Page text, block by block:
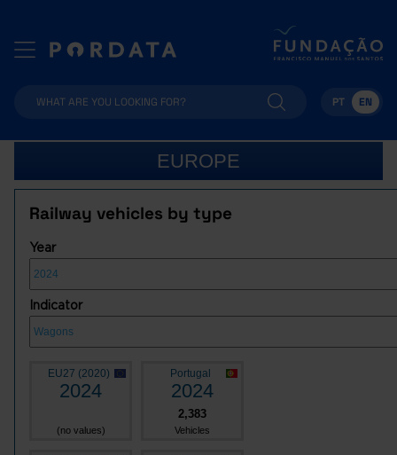
PT EN
EUROPE
Railway vehicles by type
Year
Indicator
EU27 (2020)
2024
(no values)
Portugal
2024
2,383
Vehicles